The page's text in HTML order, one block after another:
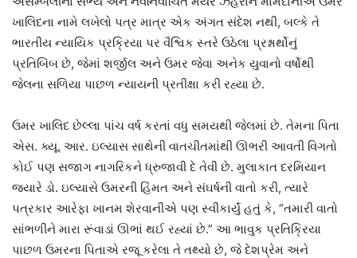
ખાલિદના નામે લખેલો પત્ર માત્ર એક અંગત સંદેશ નથી, બલ્કે તે
ભારતીય ન્યાયિક પ્રક્રિયા પર વૈશ્વિક સ્તરે ઉઠેલા પ્રશ્નાર્થોનું
પ્રતિબિંબ છે, જેમાં શર્જીલ અને ઉમર જેવા અનેક યુવાનો વર્ષોથી
જેલના સળિયા પાછળ ન્યાયની પ્રતીક્ષા કરી રહ્યા છે.
ઉમર ખાલિદ છેલ્લા પાંચ વર્ષ કરતાં વધુ સમયથી જેલમાં છે. તેમના પિતા
એસ. ક્યૂ. આર. ઇલ્યાસ સાથેની વાતચીતમાંથી ઊભરી આવતી વિગતો
કોઈ પણ સજાગ નાગરિકને ધ્રુજાવી દે તેવી છે. મુલાકાત દરમિયાન
જ્યારે ડો. ઇલ્યાસે ઉમરની હિંમત અને સંઘર્ષની વાતો કરી, ત્યારે
પત્રકાર આરેફા ખાનમ શેરવાનીએ પણ સ્વીકાર્યું હતું કે, “તમારી વાતો
સાંભળીને મારા રૂંવાડાં ઊભાં થઈ રહ્યાં છે.” આ ભાવુક પ્રતિક્રિયા
પાછળ ઉમરના પિતાએ રજૂ કરેલા તે તથ્યો છે, જે દેશપ્રેમ અને